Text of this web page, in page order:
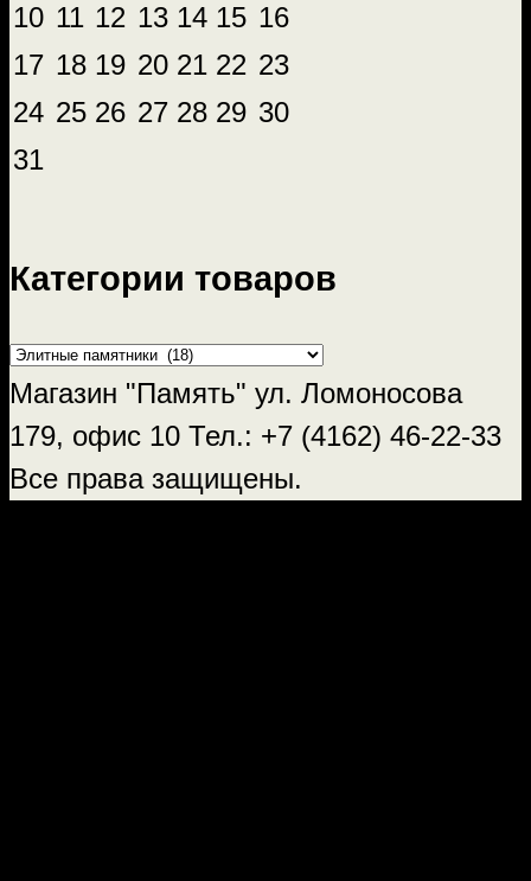
10 11 12 13 14 15 16
17 18 19 20 21 22 23
24 25 26 27 28 29 30
31
Категории товаров
Магазин "Память" ул. Ломоносова
179, офис 10 Тел.: +7 (4162) 46-22-33
Все права защищены.